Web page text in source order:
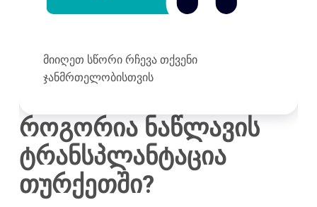
მიიღეთ სწორი რჩევა თქვენი
ჯანმრთელობისთვის
როგორია ნაწლავის
ტრანსპლანტაცია
თურქეთში?